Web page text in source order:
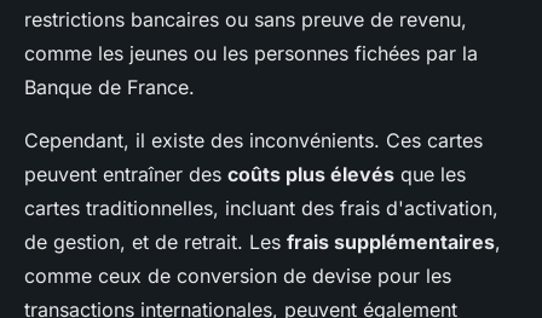
restrictions bancaires ou sans preuve de revenu,
comme les jeunes ou les personnes fichées par la
Banque de France.
Cependant, il existe des inconvénients. Ces cartes
peuvent entraîner des coûts plus élevés que les
cartes traditionnelles, incluant des frais d'activation,
de gestion, et de retrait. Les frais supplémentaires,
comme ceux de conversion de devise pour les
transactions internationales, peuvent également